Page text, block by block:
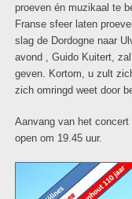
proeven én muzikaal te
Franse sfeer laten
slag de Dordogne naar
avond , Guido Kuitert,
geven. Kortom, u zult
zich omringd weet door
Aanvang van het
open om 19.45 uur.